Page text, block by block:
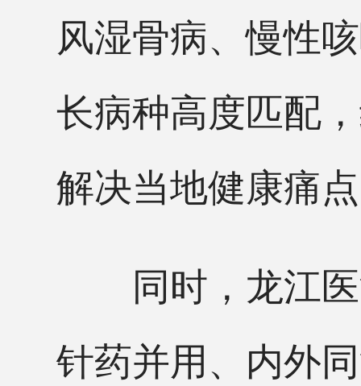
风湿骨病、慢性
长病种高度匹配
解决当地健康痛
同时，龙江医
针药并用、内外